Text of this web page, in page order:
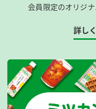
会員限定のオリジ
詳し